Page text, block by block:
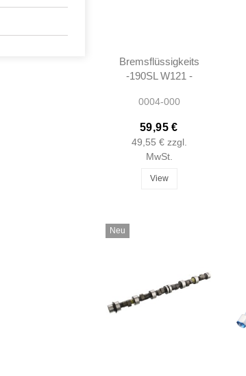
Bremsflüssigkeitsbehälter
-190SL W121 -
Fahrzeuge -
0004-000
59,95 €
49,55 € zzgl.
MwSt.
View
Neu